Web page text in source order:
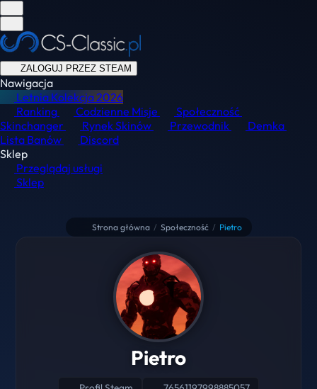
ZALOGUJ PRZEZ STEAM
Nawigacja
Letnia Kolekcja2026
Ranking
Codzienne Misje
Społeczność
Skinchanger
Rynek Skinów Przewodnik
Demka
Lista Banów
Discord
Sklep
Przeglądaj usługi
Sklep
Strona główna / Społeczność / Pietro
Pietro